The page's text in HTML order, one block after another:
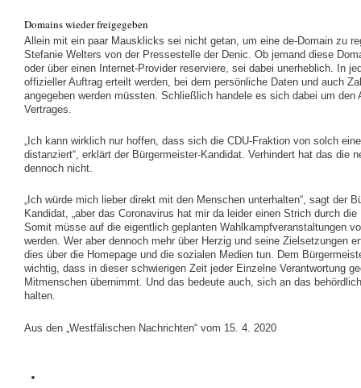
Domains wieder freigegeben
Allein mit ein paar Mausklicks sei nicht getan, um eine de-Domain zu
Stefanie Welters von der Pressestelle der Denic. Ob jemand diese
oder über einen Internet-Provider reserviere, sei dabei unerheblich. In
offizieller Auftrag erteilt werden, bei dem persönliche Daten und auch
angegeben werden müssten. Schließlich handele es sich dabei um den
Vertrages.
„Ich kann wirklich nur hoffen, dass sich die CDU-Fraktion von solch
distanziert“, erklärt der Bürgermeister-Kandidat. Verhindert hat das die
dennoch nicht.
„Ich würde mich lieber direkt mit den Menschen unterhalten“, sagt der
Kandidat, „aber das Coronavirus hat mir da leider einen Strich durch die
Somit müsse auf die eigentlich geplanten Wahlkampfveranstaltungen
werden. Wer aber dennoch mehr über Herzig und seine Zielsetzungen
dies über die Homepage und die sozialen Medien tun. Dem
wichtig, dass in dieser schwierigen Zeit jeder Einzelne Verantwortung
Mitmenschen übernimmt. Und das bedeute auch, sich an das
halten.
Aus den „Westfälischen Nachrichten“ vom 15. 4. 2020